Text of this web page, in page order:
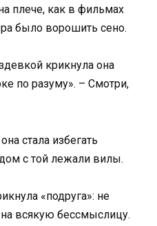
плече, как в фильмах
было ворошить сено.
крикнула она
по разуму». – Смотри,
стала избегать
с той лежали вилы.
«подруга»: не
всякую бессмыслицу.